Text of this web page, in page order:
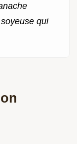
qui